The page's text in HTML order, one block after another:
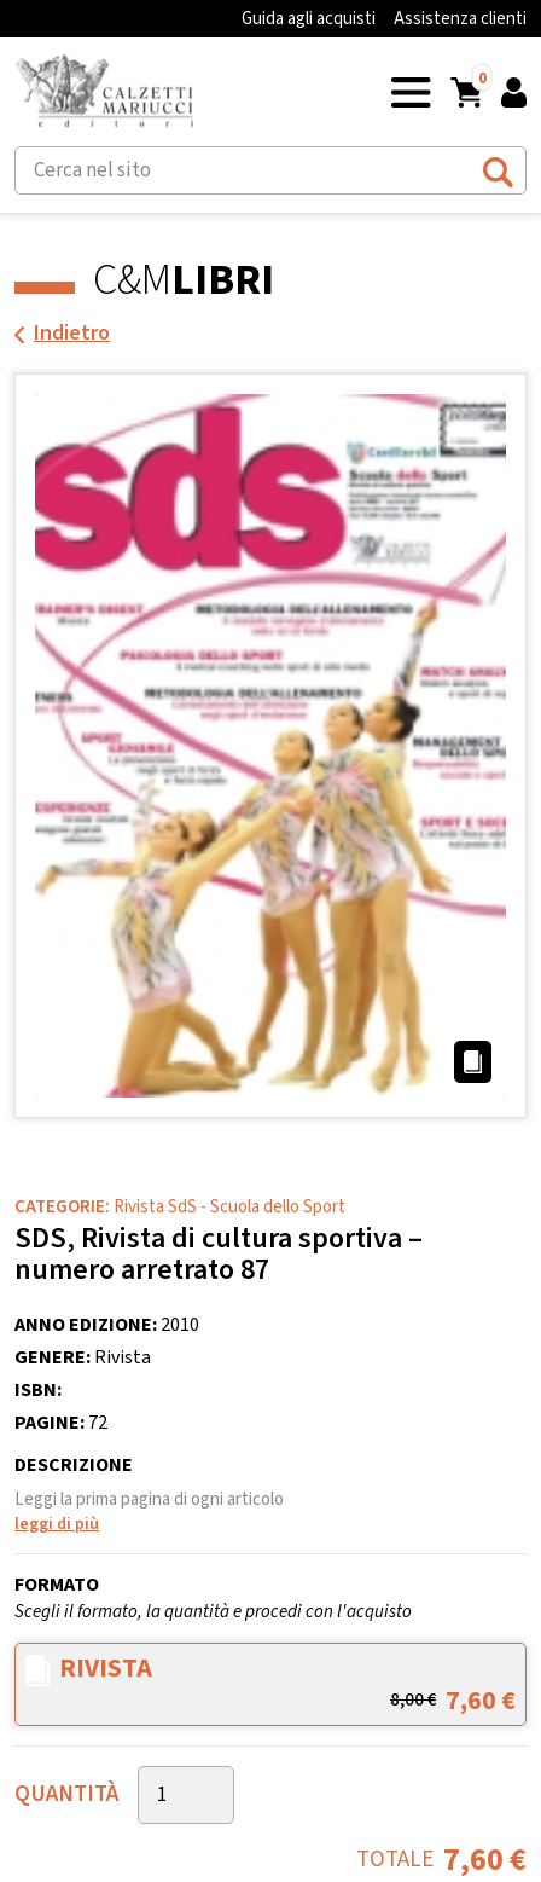
Guida agli acquisti Assistenza clienti
0
C&MLIBRI
Indietro
CATEGORIE: Rivista SdS - Scuola dello Sport
SDS, Rivista di cultura sportiva –
numero arretrato 87
ANNO EDIZIONE:2010
GENERE:Rivista
ISBN:
PAGINE:72
DESCRIZIONE
Leggi la prima pagina di ogni articolo
leggi di più
FORMATO
Scegli il formato, la quantità e procedi con l'acquisto
RIVISTA
8,00€ 7,60€
QUANTITÀ
TOTALE 7,60€